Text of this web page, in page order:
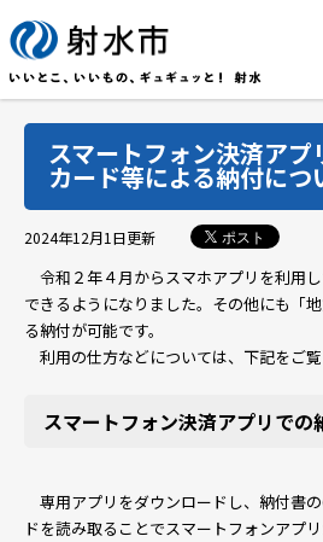
スマートフォン決済アプ
カード等による納付につ
2024年12月1日更新 ポスト
令和２年４月からスマホアプリを利用
できるようになりました。その他にも「
る納付が可能です。
利用の仕方などについては、下記をご覧
スマートフォン決済アプリでの
専用アプリをダウンロードし、納付書
ドを読み取ることでスマートフォンアプ